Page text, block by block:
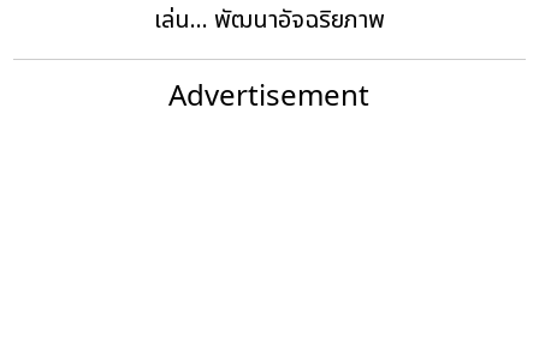
เล่น... พัฒนาอัจฉริยภาพ
Advertisement